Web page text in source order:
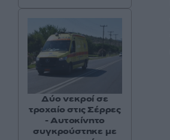
Δύο νεκροί σε
τροχαίο στις Σέρρες
- Αυτοκίνητο
συγκρούστηκε με